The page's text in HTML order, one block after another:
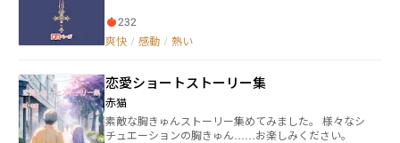
ダンジョンで、JKインフルエンサーの姫野織香がピン
チになっているのを救い、その様子が配信されていて
爆発的にブレイクしてしまった。 廃部寸前の探検サー
なったりと異変が起きる。 日常が大きく変わる一歩を
踏みだしたサグルの騒がしくなるダンジョンライフが
始まった。 ※この物語はフィクションであり、実在す
る人物・地名・団体・国とは一切関係ありません。 ※
この物語は、法律・法令に反する行為を容認・推奨す
に呼ばれてゲームの世界に転移した。 そこで彼は、
パートナーのドラゴンからこの世界と自分の居た世界
だった。 しかし、彼はいずれ知る事になる。自分達
がこの世界において、並ぶ者の無い存在であると。
これは、最強のドラゴンと龍騎士とが互いの大切な者
達を守る物語である。
232
爽快 / 感動 / 熱い
恋愛ショートストーリー集
赤猫
素敵な胸きゅんストーリー集めてみました。 様々なシ
チュエーションの胸きゅん……お楽しみください。